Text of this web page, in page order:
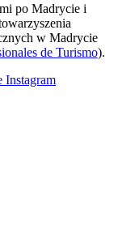
po Madrycie i
w Madrycie
de Turismo).
Instagram